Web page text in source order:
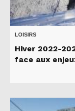
LOISIRS
Hiver 2022-
face aux